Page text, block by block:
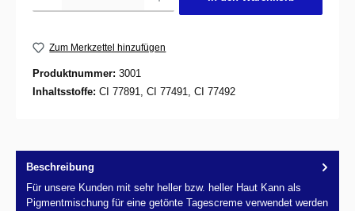
Zum Merkzettel hinzufügen
Produktnummer: 3001
Inhaltsstoffe: CI 77891, CI 77491, CI 77492
Beschreibung
Für unsere Kunden mit sehr heller bzw. heller Haut Kann als
Pigmentmischung für eine getönte Tagescreme verwendet werden